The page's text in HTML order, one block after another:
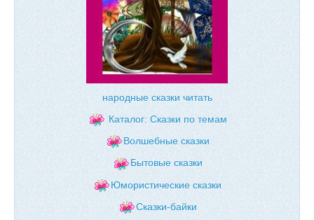
народные сказки читать
Каталог: Сказки по темам
Волшебные сказки
Бытовые сказки
Юмористические сказки
Сказки-байки